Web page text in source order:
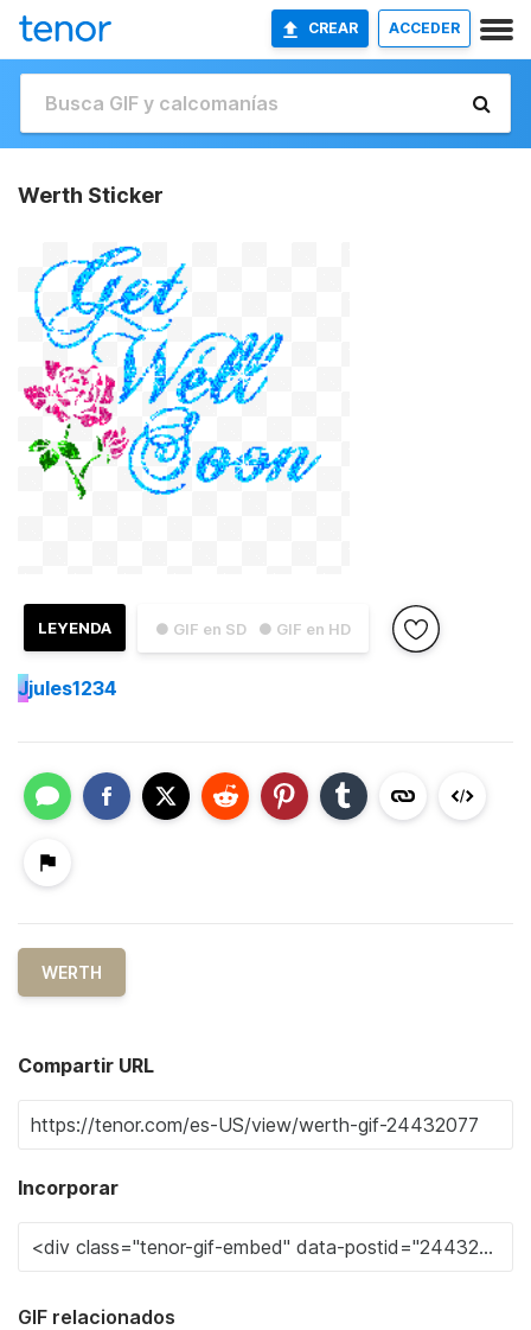
CREAR ACCEDER
Werth Sticker
● GIF en SD ● GIF en HD
LEYENDA
Jjules1234
WERTH
Compartir URL
Incorporar
GIF relacionados